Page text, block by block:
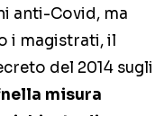
anti-Covid, ma
i magistrati, il
del 2014 sugli
misura